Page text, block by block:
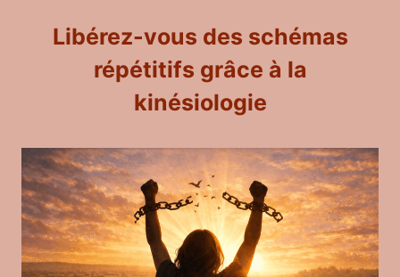
Libérez-vous des schémas
répétitifs grâce à la
kinésiologie